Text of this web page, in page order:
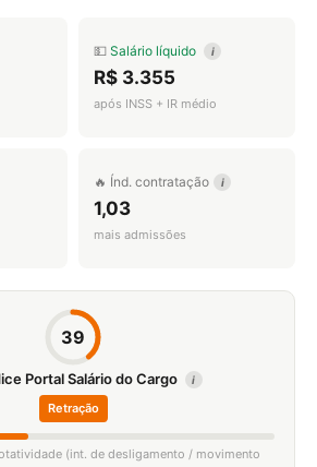
💵 Salário líquido i
R$ 3.355
após INSS + IR médio
🔥 Índ. contratação i
1,03
mais admissões
39
Portal Salário do Cargo i
Retração
(int. de desligamento / movimento